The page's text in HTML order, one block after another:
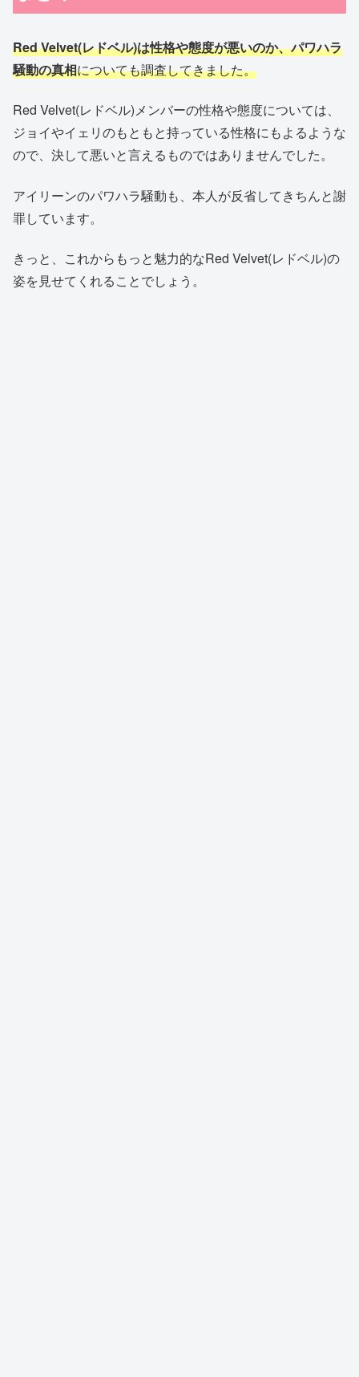
Red Velvet(レドベル)は性格や態度が悪いのか、パワハラ
騒動の真相についても調査してきました。
Red Velvet(レドベル)メンバーの性格や態度については、
ジョイやイェリのもともと持っている性格にもよるような
ので、決して悪いと言えるものではありませんでした。
アイリーンのパワハラ騒動も、本人が反省してきちんと謝
罪しています。
きっと、これからもっと魅力的なRed Velvet(レドベル)の
姿を見せてくれることでしょう。